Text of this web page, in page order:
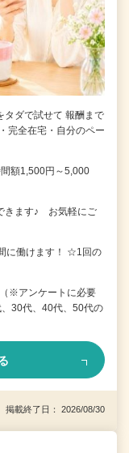
ダで試せて 報酬まで
完全在宅・自分のペー
額1,500円～5,000
きます♪ お気軽にご
に働けます！ ☆1回の
※アンケートに必要
30代、40代、50代の
載終了日： 2026/08/30